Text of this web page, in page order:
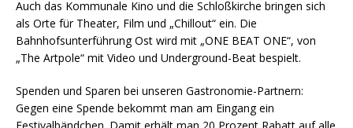
Auch das Kommunale Kino und die Schloßkirche bringen sich
als Orte für Theater, Film und „Chillout“ ein. Die
Bahnhofsunterführung Ost wird mit „ONE BEAT ONE“, von
„The Artpole“ mit Video und Underground-Beat bespielt.
Spenden und Sparen bei unseren Gastronomie-Partnern:
Gegen eine Spende bekommt man am Eingang ein